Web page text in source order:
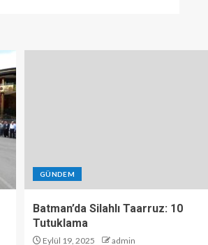
GÜNDEM
Batman’da Silahlı Taarruz: 10
Tutuklama
Eylül 19, 2025 admin